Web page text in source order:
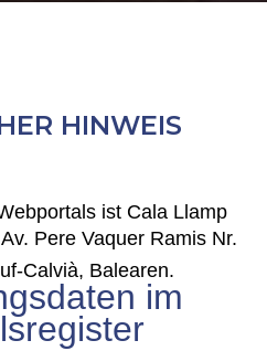
HINWEIS
ist Cala Llamp
Pere Vaquer Ramis Nr.
Calvià, Balearen.
im